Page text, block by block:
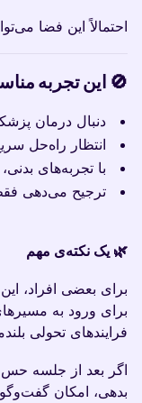
احتمالاً این فضا
🚫 این تجربه
دنبال درمان
انتظار راه‌حل
با تجربه‌های
ترجیح می‌دهی
🌿 یک نکته‌ی مهم
برای بعضی افراد،
برای ورود به
فرایندهای تحولی
اگر بعد از جلسه
بدهی، امکان